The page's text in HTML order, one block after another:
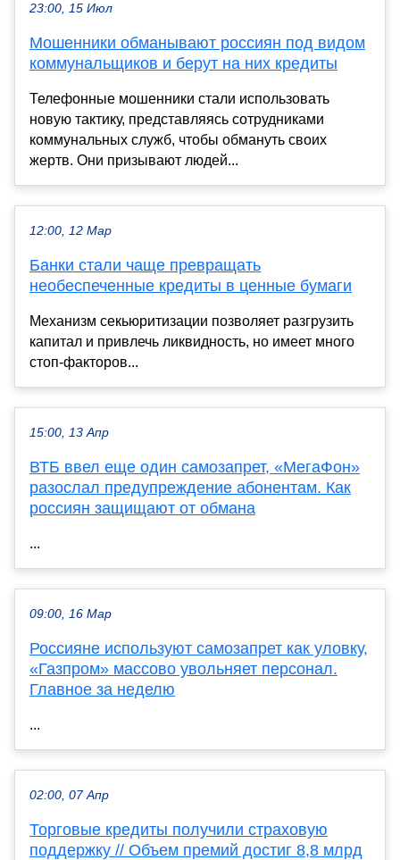
23:00, 15 Июл
Мошенники обманывают россиян под видом
коммунальщиков и берут на них кредиты
Телефонные мошенники стали использовать
новую тактику, представляясь сотрудниками
коммунальных служб, чтобы обмануть своих
жертв. Они призывают людей...
12:00, 12 Мар
Банки стали чаще превращать
необеспеченные кредиты в ценные бумаги
Механизм секьюритизации позволяет разгрузить
капитал и привлечь ликвидность, но имеет много
стоп-факторов...
15:00, 13 Апр
ВТБ ввел еще один самозапрет, «МегаФон»
разослал предупреждение абонентам. Как
россиян защищают от обмана
...
09:00, 16 Мар
Россияне используют самозапрет как уловку,
«Газпром» массово увольняет персонал.
Главное за неделю
...
02:00, 07 Апр
Торговые кредиты получили страховую
поддержку // Объем премий достиг 8,8 млрд